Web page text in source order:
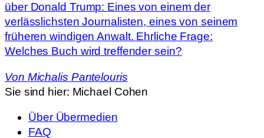
über Donald Trump: Eines von einem der
verlässlichsten Journalisten, eines von seinem
früheren windigen Anwalt. Ehrliche Frage:
Welches Buch wird treffender sein?
Von Michalis Pantelouris
Sie sind hier: Michael Cohen
Über Übermedien
FAQ